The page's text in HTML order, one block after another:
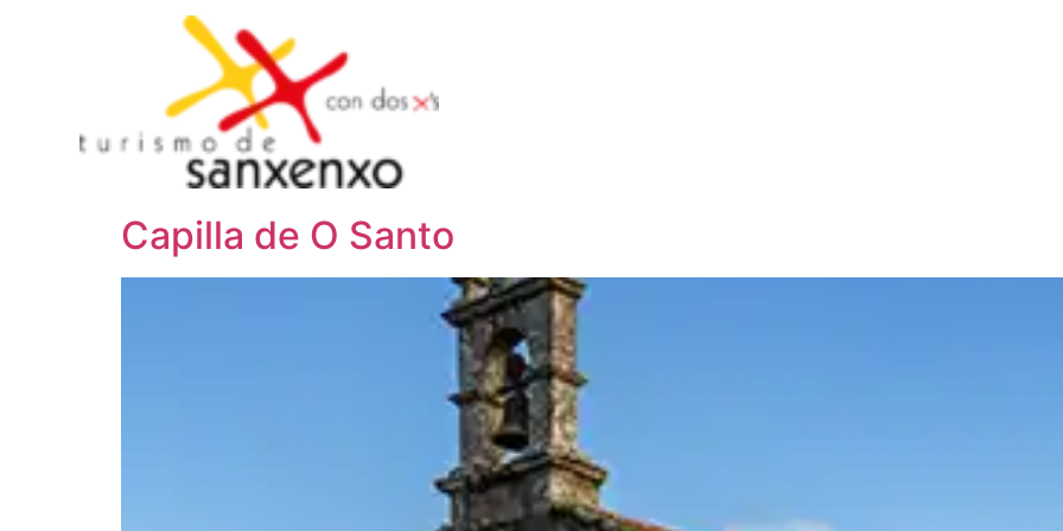
Capilla de O Santo